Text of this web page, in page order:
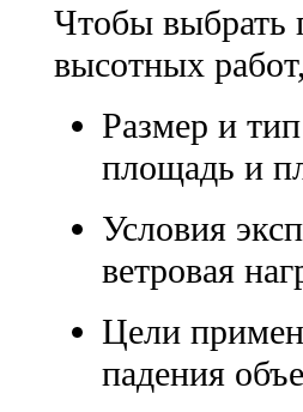
Чтобы выбрать
высотных
Размер и
площадь и
Условия
ветровая
Цели
падения